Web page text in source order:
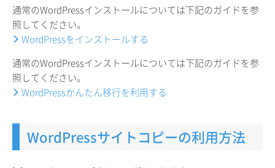
通常のWordPressインストールについては下記のガイドを参
照してください。
WordPressをインストールする
通常のWordPressインストールについては下記のガイドを参
照してください。
WordPressかんたん移行を利用する
WordPressサイトコピーの利用方法